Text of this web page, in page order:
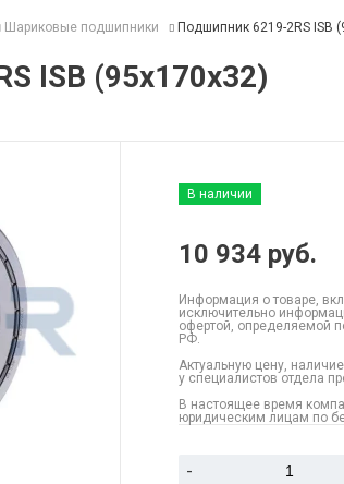
Шариковые подшипники Подшипник 6219-2RS ISB
ISB (95x170x32)
В наличии
10 934 руб.
Информация о товаре,
исключительно
офертой, определяемой
РФ.
Актуальную цену,
у специалистов отдела
В настоящее время
юридическим лицам по
-